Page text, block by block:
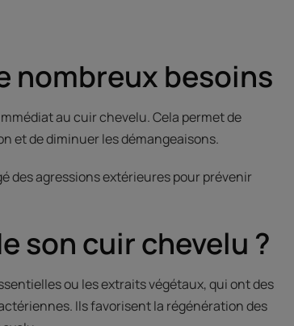
nombreux besoins
au cuir chevelu. Cela permet de
et de diminuer les démangeaisons.
des agressions extérieures pour prévenir
son cuir chevelu ?
ou les extraits végétaux, qui ont des
Ils favorisent la régénération des